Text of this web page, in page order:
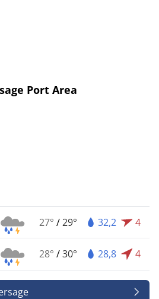
Port Area
27° /29° 32,2 4
28° /30° 28,8 4